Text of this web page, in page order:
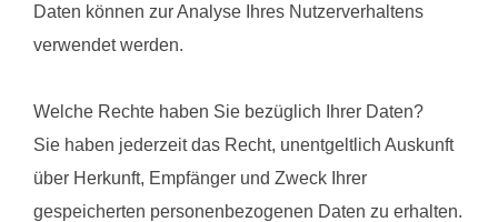
Daten können zur Analyse Ihres Nutzerverhaltens
verwendet werden.
Welche Rechte haben Sie bezüglich Ihrer Daten?
Sie haben jederzeit das Recht, unentgeltlich Auskunft
über Herkunft, Empfänger und Zweck Ihrer
gespeicherten personenbezogenen Daten zu erhalten.